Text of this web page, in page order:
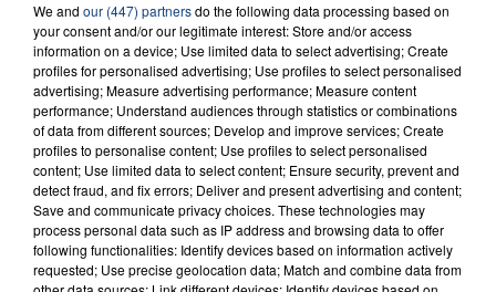
FIL D'ACTU
23 juillet 2026
INCENDIE MORTEL À LENS : UNE FEMME ET
We and our (447) partnersdo the following data processing based on
your consent and/or our legitimate interest: Store and/or access
information on a device; Use limited data to select advertising; Create
profiles for personalised advertising; Use profiles to select personalised
advertising; Measure advertising performance; Measure content
performance; Understand audiences through statistics or combinations
of data from different sources; Develop and improve services; Create
profiles to personalise content; Use profiles to select personalised
content; Use limited data to select content; Ensure security, prevent and
detect fraud, and fix errors; Deliver and present advertising and content;
Save and communicate privacy choices. These technologies may
process personal data such as IP address and browsing data to offer
following functionalities: Identify devices based on information actively
requested; Use precise geolocation data; Match and combine data from